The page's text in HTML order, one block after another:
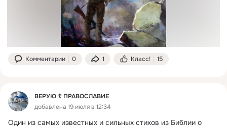
Комментарии 0 1 Класс! 15
ВЕРУЮ ☦️ ПРАВОСЛАВИЕ
добавлена 19 июля в 12:34
Один из самых известных и сильных стихов из Библии о